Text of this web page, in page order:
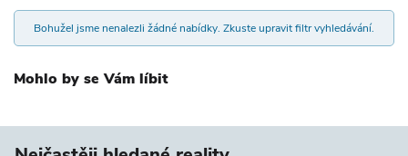
Bohužel jsme nenalezli žádné nabídky. Zkuste upravit filtr vyhledávání.
Mohlo by se Vám líbit